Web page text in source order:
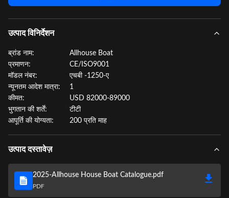
उत्पाद विनिर्देशन
ब्रांड नाम:
Allhouse Boat
प्रमाणन:
CE/ISO9001
मॉडल नंबर:
एचबी -1250-ए
न्यूनतम आदेश मात्रा:
1
कीमत:
USD 82000-89000
भुगतान की शर्तें:
टीटी
आपूर्ति की योग्यता:
200 प्रति माह
उत्पाद दस्तावेज़
2025-Allhouse House Boat Catalogue.pdf
PDF